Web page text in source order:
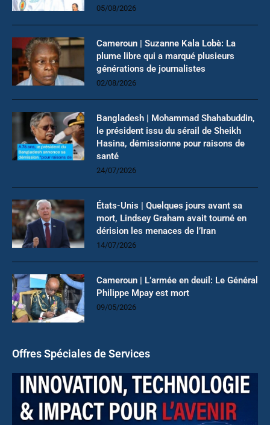
05/08/2026
Cameroun | Suzanne Kala Lobè: La
plume libre qui a marqué plusieurs
générations de journalistes
02/08/2026
Bangladesh | Mohammad Shahabuddin,
le président issu du sérail de Sheikh
Hasina, démissionne pour raisons de
santé
24/07/2026
États-Unis | Quelques jours avant sa
mort, Lindsey Graham avait tourné en
dérision les menaces de l’Iran
14/07/2026
Cameroun | L’armée en deuil: Le Général
Philippe Mpay est mort
09/05/2026
Offres Spéciales de Services